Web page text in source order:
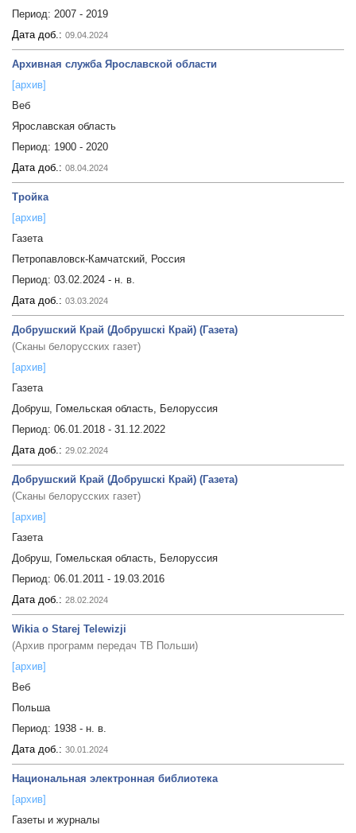
Период: 2007 - 2019
Дата доб.: 09.04.2024
Архивная служба Ярославской области
[архив]
Веб
Ярославская область
Период: 1900 - 2020
Дата доб.: 08.04.2024
Тройка
[архив]
Газета
Петропавловск-Камчатский, Россия
Период: 03.02.2024 - н. в.
Дата доб.: 03.03.2024
Добрушский Край (Добрушскі Край) (Газета)
(Сканы белорусских газет)
[архив]
Газета
Добруш, Гомельская область, Белоруссия
Период: 06.01.2018 - 31.12.2022
Дата доб.: 29.02.2024
Добрушский Край (Добрушскі Край) (Газета)
(Сканы белорусских газет)
[архив]
Газета
Добруш, Гомельская область, Белоруссия
Период: 06.01.2011 - 19.03.2016
Дата доб.: 28.02.2024
Wikia o Starej Telewizji
(Архив программ передач ТВ Польши)
[архив]
Веб
Польша
Период: 1938 - н. в.
Дата доб.: 30.01.2024
Национальная электронная библиотека
[архив]
Газеты и журналы